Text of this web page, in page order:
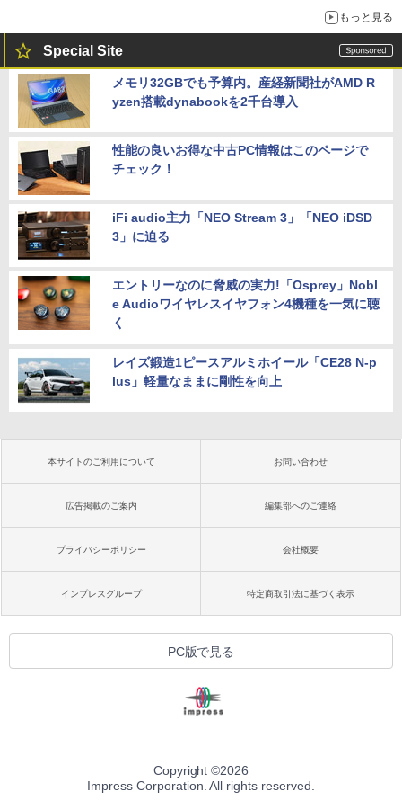
もっと見る
Special Site
メモリ32GBでも予算内。産経新聞社がAMD R
yzen搭載dynabookを2千台導入
性能の良いお得な中古PC情報はこのページで
チェック！
iFi audio主力「NEO Stream 3」「NEO iDSD
3」に迫る
エントリーなのに脅威の実力!「Osprey」Nobl
e Audioワイヤレスイヤフォン4機種を一気に聴
く
レイズ鍛造1ピースアルミホイール「CE28 N-p
lus」軽量なままに剛性を向上
本サイトのご利用について お問い合わせ
広告掲載のご案内 編集部へのご連絡
プライバシーポリシー 会社概要
インプレスグループ 特定商取引法に基づく表示
PC版で見る
Copyright ©2026
Impress Corporation. All rights reserved.